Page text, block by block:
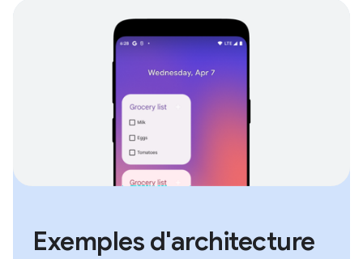
Exemples d'architecture